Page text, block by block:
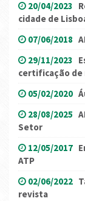
20/04/2023
cidade de
07/06/2018
29/11/2023
certificação de
05/02/2020
28/08/2025
Setor
12/05/2017
ATP
02/06/2022
revista